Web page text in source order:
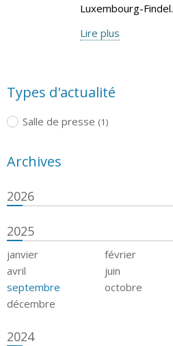
Luxembourg-Findel.
Lire plus
Types d'actualité
Salle de presse (1)
Archives
2026
2025
janvier février
avril
juin
septembre
octobre
décembre
2024